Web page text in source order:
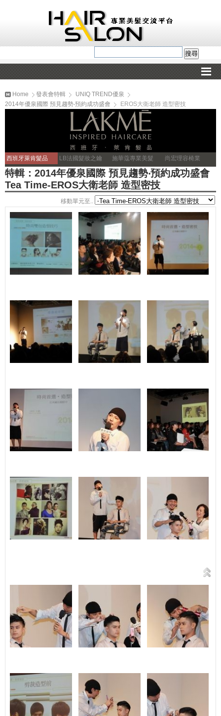
Home 發表會特輯
UNIQ TREND優泉
2014年優泉國際 預見趨勢‧預約成功盛會
EROS大衛老師 造型密技
西班牙萊肯髮品 LB法國髮妝之鑰 施華蔻專業美髮 尚宏理容椅業
特輯：2014年優泉國際 預見趨勢‧預約成功盛會
Tea Time-EROS大衛老師 造型密技
移動單元至..